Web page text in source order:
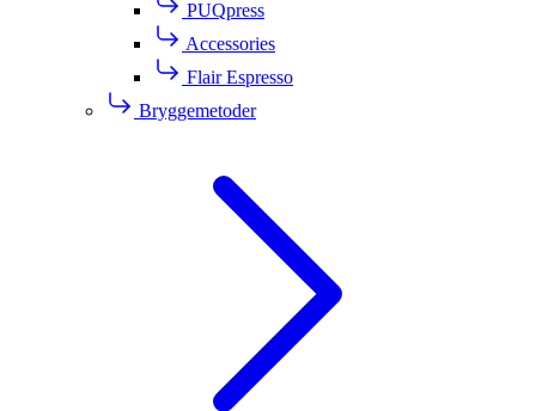
PUQpress
Accessories
Flair Espresso
Bryggemetoder